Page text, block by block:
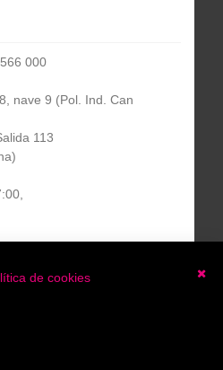
000
nave 9 (Pol. Ind. Can
113
de cookies